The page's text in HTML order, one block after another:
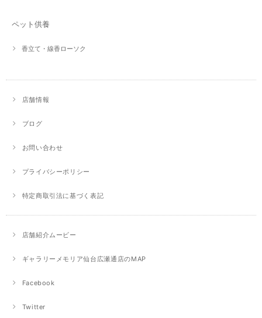
ペット供養
香立て・線香ローソク
店舗情報
ブログ
お問い合わせ
プライバシーポリシー
特定商取引法に基づく表記
店舗紹介ムービー
ギャラリーメモリア仙台広瀬通店のMAP
Facebook
Twitter